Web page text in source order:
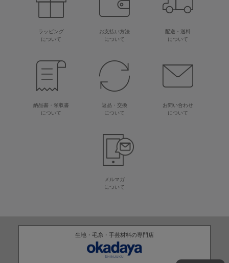
ラッピング
について
お支払い方法
について
配送・送料
について
納品書・領収書
について
返品・交換
について
お問い合わせ
について
メルマガ
について
生地・毛糸・手芸材料の専門店